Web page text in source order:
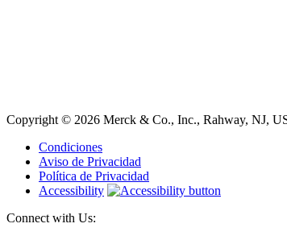
Copyright © 2026 Merck & Co., Inc., Rahway, NJ,
Condiciones
Aviso de Privacidad
Política de Privacidad
Accessibility
Connect with Us: